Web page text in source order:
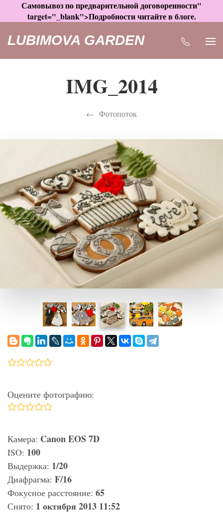
Самовывоз по предварительной договоренности"
target="_blank">Подробности читайте в блоге.
LUBIMOVA GARDEN
IMG_2014
Фотопоток
Оцените фотографию:
Камера: Canon EOS 7D
ISO: 100
Выдержка: 1/20
Диафрагма: F/16
Фокусное расстояние: 65
Снято: 1 октября 2013 11:52